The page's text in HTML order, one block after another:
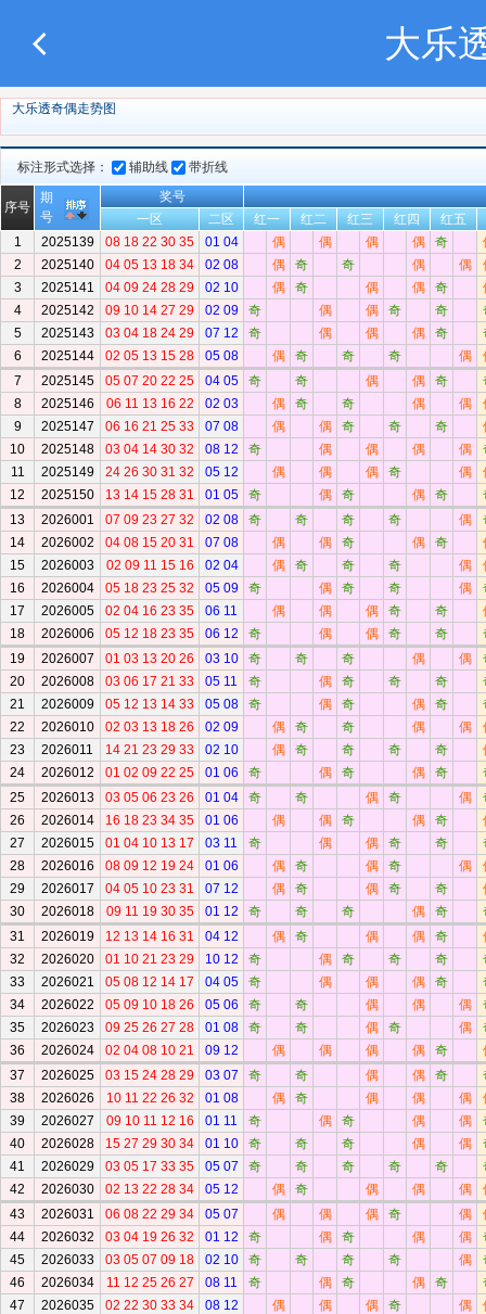
大乐
大乐透奇偶走势图
标注形式选择： 辅助线 带折线
序号
期
号
奖号
一区
二区 红一 红二 红三 红四
红五
1
2025139 08 18 22 30 35 01 04 偶 偶 偶 偶 奇
2
2025140 04 05 13 18 34 02 08 偶 奇 奇 偶 偶
3
2025141 04 09 24 28 29 02 10 偶 奇 偶 偶 奇
4
2025142 09 10 14 27 29 02 09 奇 偶 偶 奇 奇
5
2025143 03 04 18 24 29 07 12 奇 偶 偶 偶 奇
6
2025144 02 05 13 15 28 05 08 偶 奇 奇 奇 偶
7
2025145 05 07 20 22 25 04 05 奇 奇 偶 偶 奇
8
2025146 06 11 13 16 22 02 03 偶 奇 奇 偶 偶
9
2025147 06 16 21 25 33 07 08 偶 偶 奇 奇 奇
10
2025148 03 04 14 30 32 08 12 奇 偶 偶 偶 偶
11
2025149 24 26 30 31 32 05 12 偶 偶 偶 奇 偶
12
2025150 13 14 15 28 31 01 05 奇 偶 奇 偶 奇
13
2026001 07 09 23 27 32 02 08 奇 奇 奇 奇 偶
14
2026002 04 08 15 20 31 07 08 偶 偶 奇 偶 奇
15
2026003 02 09 11 15 16 02 04 偶 奇 奇 奇 偶
16
2026004 05 18 23 25 32 05 09 奇 偶 奇 奇 偶
17
2026005 02 04 16 23 35 06 11 偶 偶 偶 奇 奇
18
2026006 05 12 18 23 35 06 12 奇 偶 偶 奇 奇
19
2026007 01 03 13 20 26 03 10 奇 奇 奇 偶 偶
20
2026008 03 06 17 21 33 05 11 奇 偶 奇 奇 奇
21
2026009 05 12 13 14 33 05 08 奇 偶 奇 偶 奇
22
2026010 02 03 13 18 26 02 09 偶 奇 奇 偶 偶
23
2026011 14 21 23 29 33 02 10 偶 奇 奇 奇 奇
24
2026012 01 02 09 22 25 01 06 奇 偶 奇 偶 奇
25
2026013 03 05 06 23 26 01 04 奇 奇 偶 奇 偶
26
2026014 16 18 23 34 35 01 06 偶 偶 奇 偶 奇
27
2026015 01 04 10 13 17 03 11 奇 偶 偶 奇 奇
28
2026016 08 09 12 19 24 01 06 偶 奇 偶 奇 偶
29
2026017 04 05 10 23 31 07 12 偶 奇 偶 奇 奇
30
2026018 09 11 19 30 35 01 12 奇 奇 奇 偶 奇
31
2026019 12 13 14 16 31 04 12 偶 奇 偶 偶 奇
32
2026020 01 10 21 23 29 10 12 奇 偶 奇 奇 奇
33
2026021 05 08 12 14 17 04 05 奇 偶 偶 偶 奇
34
2026022 05 09 10 18 26 05 06 奇 奇 偶 偶 偶
35
2026023 09 25 26 27 28 01 08 奇 奇 偶 奇 偶
36
2026024 02 04 08 10 21 09 12 偶 偶 偶 偶 奇
37
2026025 03 15 24 28 29 03 07 奇 奇 偶 偶 奇
38
2026026 10 11 22 26 32 01 08 偶 奇 偶 偶 偶
39
2026027 09 10 11 12 16 01 11 奇 偶 奇 偶 偶
40
2026028 15 27 29 30 34 01 10 奇 奇 奇 偶 偶
41
2026029 03 05 17 33 35 05 07 奇 奇 奇 奇 奇
42
2026030 02 13 22 28 34 05 12 偶 奇 偶 偶 偶
43
2026031 06 08 22 29 34 05 07 偶 偶 偶 奇 偶
44
2026032 03 04 19 26 32 01 12 奇 偶 奇 偶 偶
45
2026033 03 05 07 09 18 02 10 奇 奇 奇 奇 偶
46
2026034 11 12 25 26 27 08 11 奇 偶 奇 偶 奇
47
2026035 02 22 30 33 34 08 12 偶 偶 偶 奇 偶